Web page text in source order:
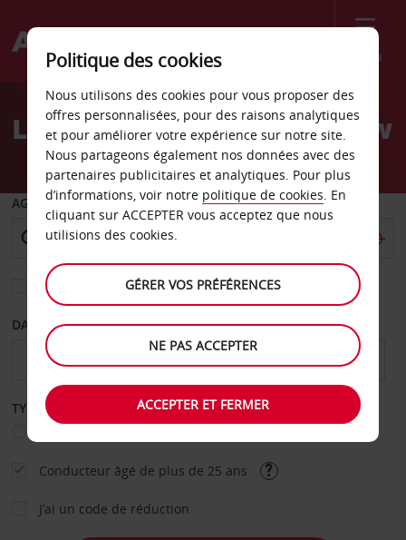
Menu
Welcome
AvisLocation de voiture Harlow
AGENCE DE DÉPART
Sélectionnez une autre agence de retour
DATE DE DÉPART DATE DE RETOUR
TYPE DE LOCATION
Conducteur âgé de plus de 25 ans
J’ai un code de réduction
Politique des cookies
Nous utilisons des cookies pour vous proposer des
offres personnalisées, pour des raisons analytiques
et pour améliorer votre expérience sur notre site.
Nous partageons également nos données avec des
partenaires publicitaires et analytiques. Pour plus
d’informations, voir notre politique de cookies. En
cliquant sur ACCEPTER vous acceptez que nous
utilisions des cookies.
GÉRER VOS PRÉFÉRENCES
NE PAS ACCEPTER
ACCEPTER ET FERMER